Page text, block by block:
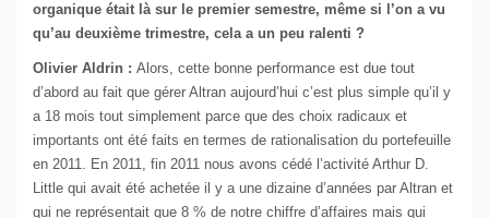
organique était là sur le premier semestre, même si l’on a vu
qu’au deuxième trimestre, cela a un peu ralenti ?
Olivier Aldrin : Alors, cette bonne performance est due tout
d’abord au fait que gérer Altran aujourd’hui c’est plus simple qu’il y
a 18 mois tout simplement parce que des choix radicaux et
importants ont été faits en termes de rationalisation du portefeuille
en 2011. En 2011, fin 2011 nous avons cédé l’activité Arthur D.
Little qui avait été achetée il y a une dizaine d’années par Altran et
qui ne représentait que 8 % de notre chiffre d’affaires mais qui